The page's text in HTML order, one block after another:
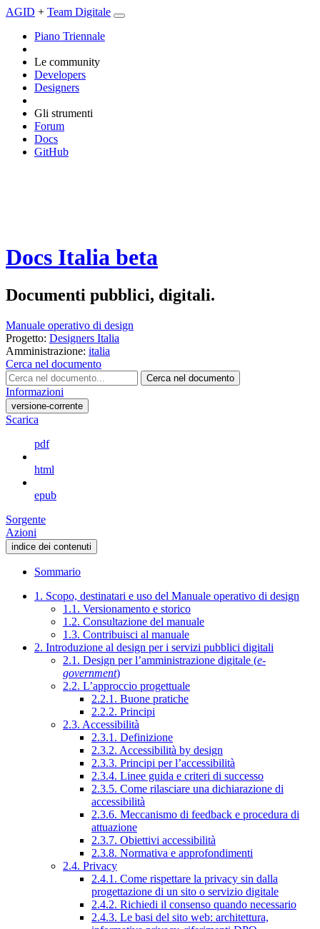
AGID + Team Digitale
Piano Triennale
Le community
Developers
Designers
Gli strumenti
Forum
Docs
GitHub
Docs Italia beta
Documenti pubblici, digitali.
Manuale operativo di design
Progetto: Designers Italia
Amministrazione: italia
Cerca nel documento
Cerca nel documento
Informazioni
versione-corrente
Scarica
pdf
html
epub
Sorgente
Azioni
indice dei contenuti
Sommario
1. Scopo, destinatari e uso del Manuale operativo di design
1.1. Versionamento e storico
1.2. Consultazione del manuale
1.3. Contribuisci al manuale
2. Introduzione al design per i servizi pubblici digitali
2.1. Design per l’amministrazione digitale (e-
government)
2.2. L’approccio progettuale
2.2.1. Buone pratiche
2.2.2. Principi
2.3. Accessibilità
2.3.1. Definizione
2.3.2. Accessibilità by design
2.3.3. Principi per l’accessibilità
2.3.4. Linee guida e criteri di successo
2.3.5. Come rilasciare una dichiarazione di
accessibilità
2.3.6. Meccanismo di feedback e procedura di
attuazione
2.3.7. Obiettivi accessibilità
2.3.8. Normativa e approfondimenti
2.4. Privacy
2.4.1. Come rispettare la privacy sin dalla
progettazione di un sito o servizio digitale
2.4.2. Richiedi il consenso quando necessario
2.4.3. Le basi del sito web: architettura,